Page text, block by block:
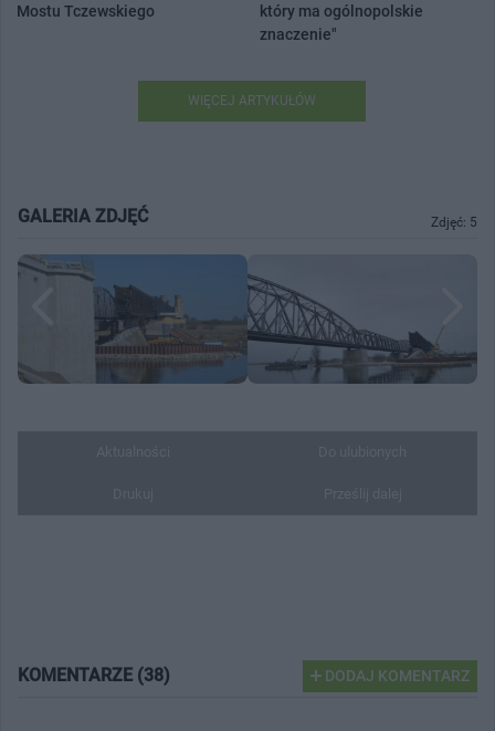
Mostu Tczewskiego
który ma ogólnopolskie
znaczenie"
WIĘCEJ ARTYKUŁÓW
Zdjęć: 5
GALERIA ZDJĘĆ
KOMENTARZE (38) DODAJ KOMENTARZ